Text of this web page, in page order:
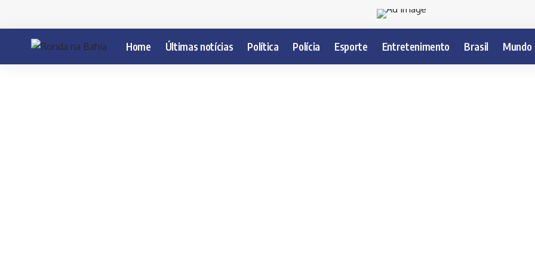
Home Últimas notícias Política Polícia Esporte Entretenimento Brasil Mundo